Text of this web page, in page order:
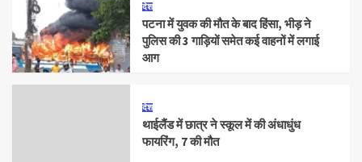
देश
पटना में युवक की मौत के बाद हिंसा, भीड़ ने
पुलिस की 3 गाड़ियों समेत कई वाहनों में लगाई
आग
देश
थाईलैंड में छात्र ने स्कूल में की अंधाधुंध
फायरिंग, 7 की मौत